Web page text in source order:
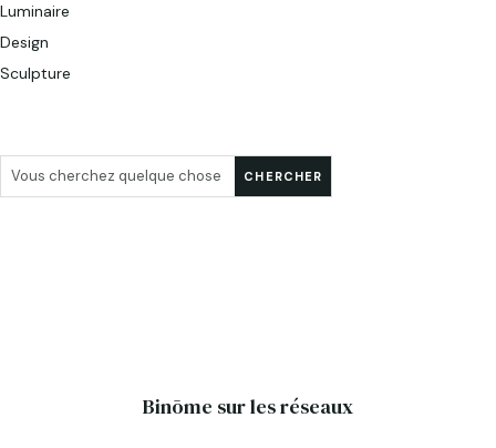
Luminaire
Design
Sculpture
Binōme sur les réseaux